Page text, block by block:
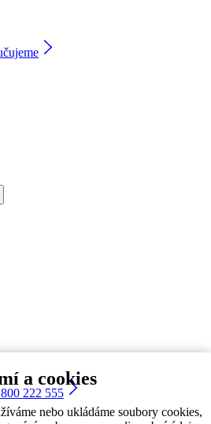
a cookies
nebo ukládáme soubory cookies,
222 555